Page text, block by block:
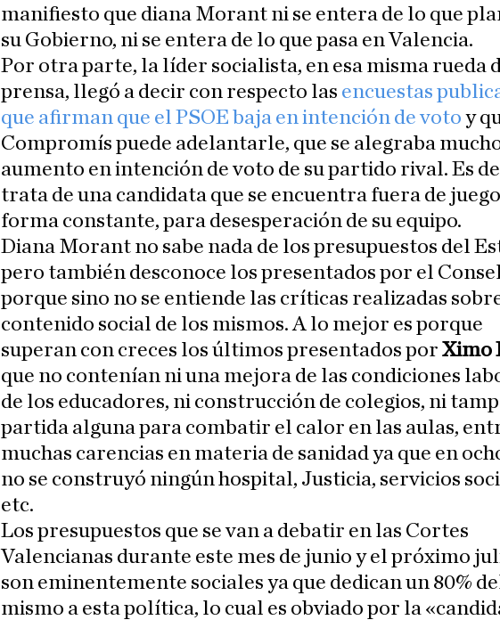
manifiesto que diana Morant ni se entera de lo que
su Gobierno, ni se entera de lo que pasa en Valencia.
Por otra parte, la líder socialista, en esa misma rueda
prensa, llegó a decir con respecto las encuestas
que afirman que el PSOE baja en intención de voto y
Compromís puede adelantarle, que se alegraba
aumento en intención de voto de su partido rival. Es
trata de una candidata que se encuentra fuera de
forma constante, para desesperación de su equipo.
Diana Morant no sabe nada de los presupuestos del
pero también desconoce los presentados por el
porque sino no se entiende las críticas realizadas
contenido social de los mismos. A lo mejor es porque
superan con creces los últimos presentados por Ximo
que no contenían ni una mejora de las condiciones
de los educadores, ni construcción de colegios, ni
partida alguna para combatir el calor en las aulas,
muchas carencias en materia de sanidad ya que en
no se construyó ningún hospital, Justicia, servicios
etc.
Los presupuestos que se van a debatir en las Cortes
Valencianas durante este mes de junio y el próximo
son eminentemente sociales ya que dedican un 80%
mismo a esta política, lo cual es obviado por la